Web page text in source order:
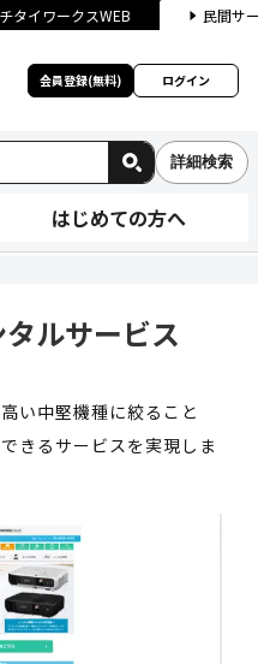
タイワークスWEB 民間サ
会員登録(無料) ログイン
詳細検索
はじめての方へ
ルサービス
い中堅機種に絞ること
きるサービスを実現しま